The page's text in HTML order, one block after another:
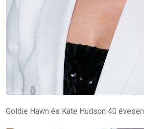
Goldie Hawn és Kate Hudson 40 évesen